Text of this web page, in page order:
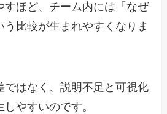
すほど、チーム内には「なぜ
比較が生まれやすくなりま
ではなく、説明不足と可視化
やすいのです。